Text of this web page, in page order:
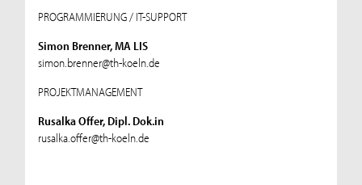
PROGRAMMIERUNG / IT-SUPPORT
Simon Brenner, MA LIS
simon.brenner@th-koeln.de
PROJEKTMANAGEMENT
Rusalka Offer, Dipl. Dok.in
rusalka.offer@th-koeln.de